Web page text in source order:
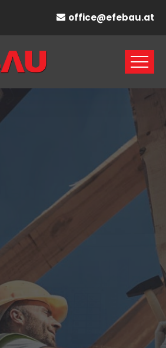
office@efebau.at
Vertrauen
versprechen Ihnen faire
& Handels GmbH, wir bauen
Vertrauen.